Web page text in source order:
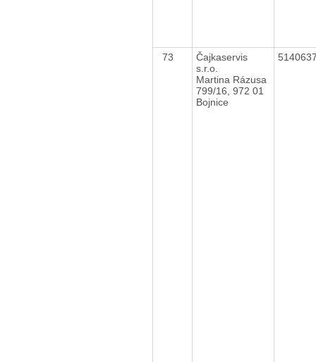
73
Čajkaservis
s.r.o.
Martina Rázusa
799/16, 972 01
Bojnice